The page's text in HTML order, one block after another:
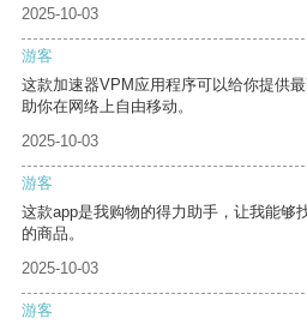
2025-10-03
游客
这款加速器VPM应用程序可以给你提供
助你在网络上自由移动。
2025-10-03
游客
这款app是我购物的得力助手，让我能够
的商品。
2025-10-03
游客